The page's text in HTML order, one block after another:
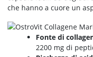
che hanno a cuore un
Fonte di
2200 mg di